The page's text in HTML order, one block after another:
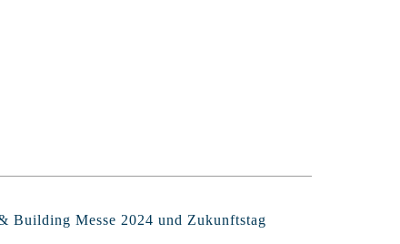
Building Messe 2024 und Zukunftstag